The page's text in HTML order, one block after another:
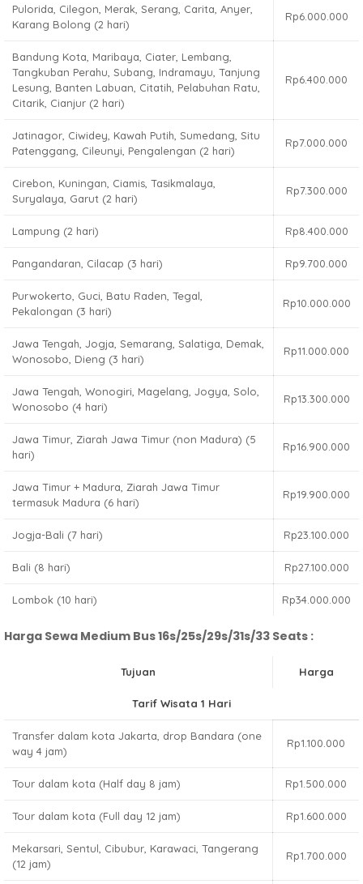
Pulorida, Cilegon, Merak, Serang, Carita, Anyer,
Karang Bolong (2 hari)
Rp6.000.000
Bandung Kota, Maribaya, Ciater, Lembang,
Tangkuban Perahu, Subang, Indramayu, Tanjung
Lesung, Banten Labuan, Citatih, Pelabuhan Ratu,
Citarik, Cianjur (2 hari)
Rp6.400.000
Jatinagor, Ciwidey, Kawah Putih, Sumedang, Situ
Patenggang, Cileunyi, Pengalengan (2 hari)
Rp7.000.000
Cirebon, Kuningan, Ciamis, Tasikmalaya,
Suryalaya, Garut (2 hari)
Rp7.300.000
Lampung (2 hari) Rp8.400.000
Pangandaran, Cilacap (3 hari) Rp9.700.000
Purwokerto, Guci, Batu Raden, Tegal,
Pekalongan (3 hari)
Rp10.000.000
Jawa Tengah, Jogja, Semarang, Salatiga, Demak,
Wonosobo, Dieng (3 hari)
Rp11.000.000
Jawa Tengah, Wonogiri, Magelang, Jogya, Solo,
Wonosobo (4 hari)
Rp13.300.000
Jawa Timur, Ziarah Jawa Timur (non Madura) (5
hari)
Rp16.900.000
Jawa Timur + Madura, Ziarah Jawa Timur
termasuk Madura (6 hari)
Rp19.900.000
Jogja-Bali (7 hari) Rp23.100.000
Bali (8 hari) Rp27.100.000
Lombok (10 hari) Rp34.000.000
Harga Sewa Medium Bus 16s/25s/29s/31s/33 Seats :
Tujuan Harga
Tarif Wisata 1 Hari
Transfer dalam kota Jakarta, drop Bandara (one
way 4 jam)
Rp1.100.000
Tour dalam kota (Half day 8 jam) Rp1.500.000
Tour dalam kota (Full day 12 jam) Rp1.600.000
Mekarsari, Sentul, Cibubur, Karawaci, Tangerang
(12 jam)
Rp1.700.000